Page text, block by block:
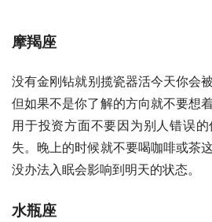
摩羯座
没有金刚钻就别揽瓷器活今天你会
但如果不是你了解的方向就不要想
用于投资方面不要因为别人错误
失。晚上的时候就不要喝咖啡或茶
没办法入眠会影响到明天的状态。
水瓶座